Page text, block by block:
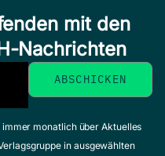
mit den
Nachrichten
monatlich über Aktuelles
in ausgewählten